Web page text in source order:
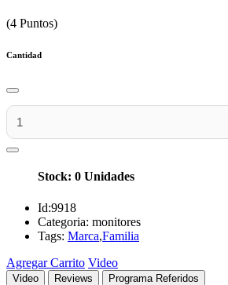
(4 Puntos)
Cantidad
Stock: 0 Unidades
Id:9918
Categoria: monitores
Tags: Marca,Familia
Agregar Carrito Video
Video Reviews Programa Referidos